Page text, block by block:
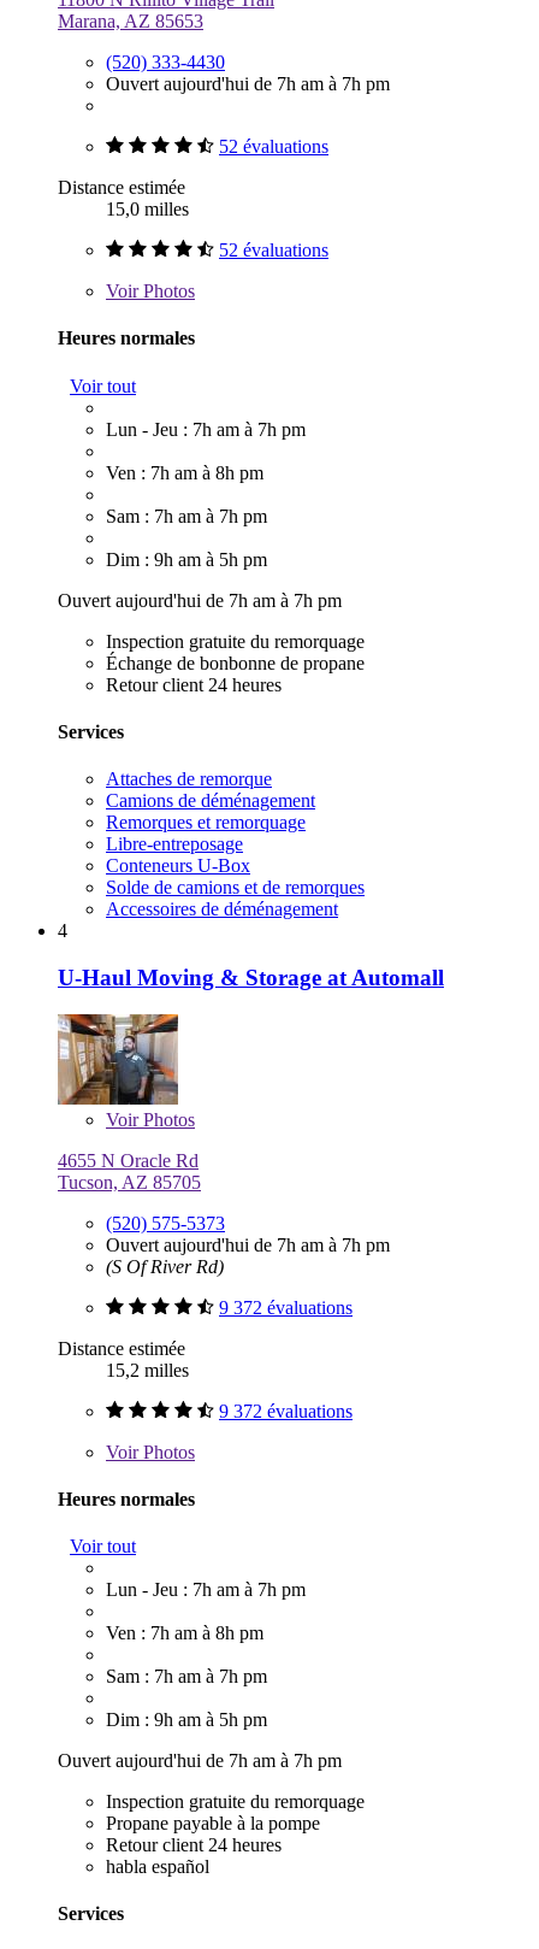
Marana, AZ 85653
(520) 333-4430
Ouvert aujourd'hui de 7h am à 7h pm
52 évaluations
Distance estimée
15,0 milles
52 évaluations
VoirPhotos
Heures normales
Voir tout
Lun - Jeu : 7h am à 7h pm
Ven : 7h am à 8h pm
Sam : 7h am à 7h pm
Dim : 9h am à 5h pm
Ouvert aujourd'hui de 7h am à 7h pm
Inspection gratuite du remorquage
Échange de bonbonne de propane
Retour client 24 heures
Services
Attaches de remorque
Camions de déménagement
Remorques et remorquage
Libre-entreposage
Conteneurs U-Box
Solde de camions et de remorques
Accessoires de déménagement
4
U-Haul Moving & Storage at Automall
VoirPhotos
4655 N Oracle Rd
Tucson, AZ 85705
(520) 575-5373
Ouvert aujourd'hui de 7h am à 7h pm
(S Of River Rd)
9 372 évaluations
Distance estimée
15,2 milles
9 372 évaluations
VoirPhotos
Heures normales
Voir tout
Lun - Jeu : 7h am à 7h pm
Ven : 7h am à 8h pm
Sam : 7h am à 7h pm
Dim : 9h am à 5h pm
Ouvert aujourd'hui de 7h am à 7h pm
Inspection gratuite du remorquage
Propane payable à la pompe
Retour client 24 heures
habla español
Services